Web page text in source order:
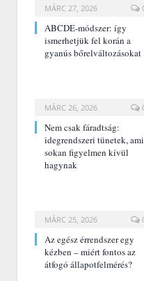
MÁRC 27, 2026
ABCDE‑módszer: így
ismerhetjük fel korán a
gyanús bőrelváltozásokat
MÁRC 26, 2026
Nem csak fáradtság:
idegrendszeri tünetek,
sokan figyelmen kívül
hagynak
MÁRC 25, 2026
Az egész érrendszer egy
kézben – miért fontos az
átfogó állapotfelmérés?